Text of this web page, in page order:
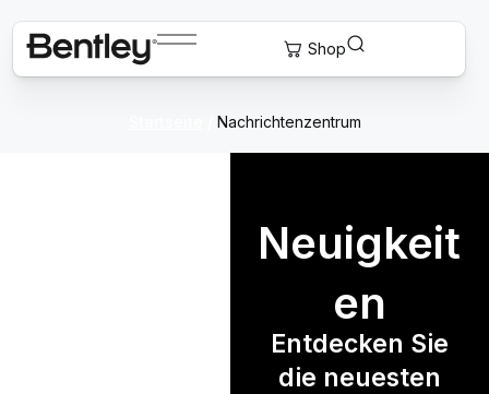
Nachrichtenzentrum
Neuigkeit
en
Entdecken Sie
die neuesten